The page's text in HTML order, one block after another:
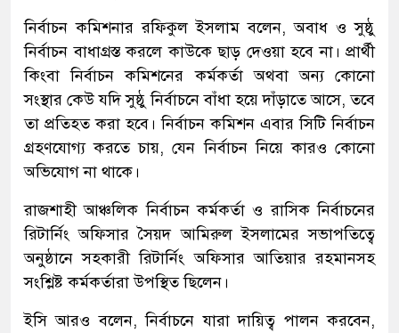
নির্বাচন কমিশনার রফিকুল ইসলাম বলেন, অবাধ ও সুষ্ঠু
নির্বাচন বাধাগ্রস্ত করলে কাউকে ছাড় দেওয়া হবে না। প্রার্থী
কিংবা নির্বাচন কমিশনের কর্মকর্তা অথবা অন্য কোনো
সংস্থার কেউ যদি সুষ্ঠু নির্বাচনে বাঁধা হয়ে দাঁড়াতে আসে, তবে
তা প্রতিহত করা হবে। নির্বাচন কমিশন এবার সিটি নির্বাচন
গ্রহণযোগ্য করতে চায়, যেন নির্বাচন নিয়ে কারও কোনো
অভিযোগ না থাকে।
রাজশাহী আঞ্চলিক নির্বাচন কর্মকর্তা ও রাসিক নির্বাচনের
রিটার্নিং অফিসার সৈয়দ আমিরুল ইসলামের সভাপতিত্বে
অনুষ্ঠানে সহকারী রিটার্নিং অফিসার আতিয়ার রহমানসহ
সংশ্লিষ্ট কর্মকর্তারা উপস্থিত ছিলেন।
ইসি আরও বলেন, নির্বাচনে যারা দায়িত্ব পালন করবেন,